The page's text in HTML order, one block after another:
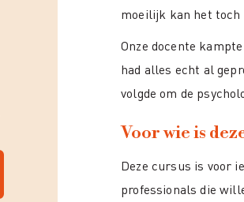
moeilijk kan het toch
Onze docente
had alles echt al
volgde om de
Voor wie is
Deze cursus is voor
professionals die